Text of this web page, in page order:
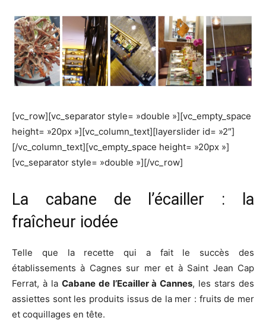
[vc_row][vc_separator style= »double »][vc_empty_space
height= »20px »][vc_column_text][layerslider id= »2″]
[/vc_column_text][vc_empty_space height= »20px »]
[vc_separator style= »double »][/vc_row]
La cabane de l’écailler : la
fraîcheur iodée
Telle que la recette qui a fait le succès des
établissements à Cagnes sur mer et à Saint Jean Cap
Ferrat, à la Cabane de l’Ecailler à Cannes, les stars des
assiettes sont les produits issus de la mer : fruits de mer
et coquillages en tête.